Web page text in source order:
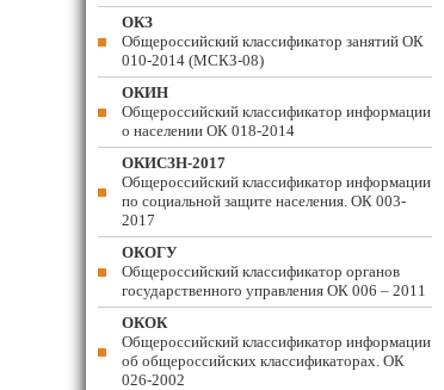
ОКЗ
Общероссийский классификатор занятий ОК
010-2014 (МСКЗ-08)
ОКИН
Общероссийский классификатор информации
о населении ОК 018-2014
ОКИСЗН-2017
Общероссийский классификатор информации
по социальной защите населения. ОК 003-
2017
ОКОГУ
Общероссийский классификатор органов
государственного управления ОК 006 – 2011
ОКОК
Общероссийский классификатор информации
об общероссийских классификаторах. ОК
026-2002